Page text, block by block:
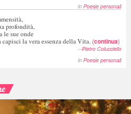
in Poesie personali
profondità,
le sue onde
la vera essenza della Vita. (continua)
--Pietro Colucciello
in Poesie personali